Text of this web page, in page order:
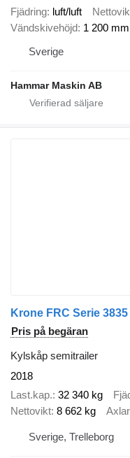
Fjädring luft/luft
Vändskivehöjd 1 200 mm
Sverige
Hammar Maskin AB
Krone FRC Serie 3835
Pris på begäran
Kylskåp semitrailer
2018
Last.kap. 32 340 kg
Nettovikt 8 662 kg Axlar
Sverige, Trelleborg